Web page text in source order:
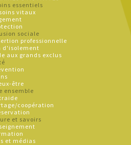
essentiels
vitaux
sociale
professionnelle
d'isolement
aux grands exclus
être
ensemble
coopération
et savoirs
et médias